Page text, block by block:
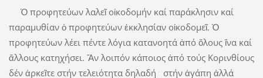
Ὁ προφητεύων λαλεῖ οἰκοδομήν καί παράκλησιν καί
παραμυθίαν ὁ προφητεύων ἐκκλησίαν οἰκοδομεῖ. Ὁ
προφητεύων λέει πέντε λόγια κατανοητά ἀπό ὅλους ἴνα καί
ἄλλους κατηχήσει. Ἄν λοιπόν κάποιος ἀπό τούς Κορινθίους
δέν ἀρκεῖτε στήν τελειότητα δηλαδή στήν ἀγάπη ἀλλά